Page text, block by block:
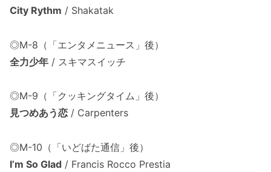
City Rythm / Shakatak
◎M-8（「エンタメニュース」後）
全力少年 / スキマスイッチ
◎M-9（「クッキングタイム」後）
見つめあう恋 / Carpenters
◎M-10（「いどばた通信」後）
I’m So Glad / Francis Rocco Prestia